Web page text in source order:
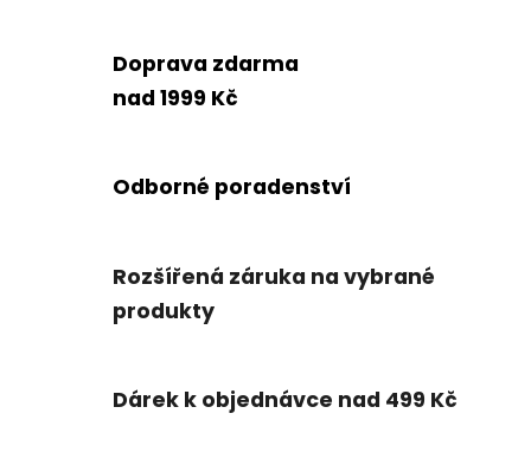
Doprava zdarma
nad 1999 Kč
Odborné poradenství
Rozšířená záruka na vybrané
produkty
Dárek k objednávce nad 499 Kč